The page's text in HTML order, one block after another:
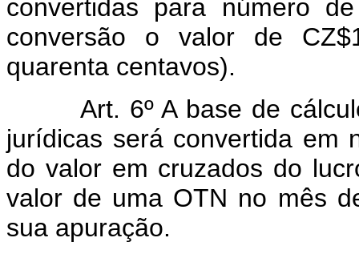
convertidas para número
conversão o valor de
quarenta centavos).
Art. 6º A base de
jurídicas será convertida em
do valor em cruzados do
valor de uma OTN no mês
sua apuração.